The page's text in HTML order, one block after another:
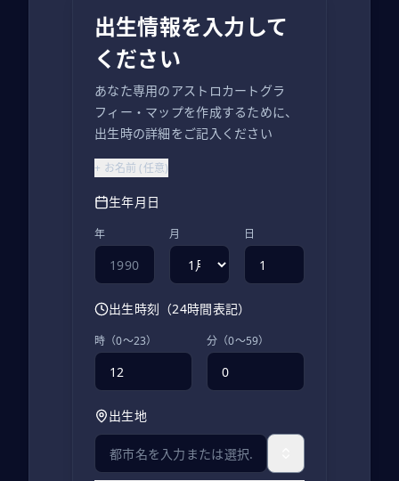
出生情報を入力して
ください
あなた専用のアストロカートグラ
フィー・マップを作成するために、
出生時の詳細をご記入ください
+ お名前 (任意)
生年月日
年 月 日
出生時刻（24時間表記）
時（0〜23） 分（0〜59）
出生地